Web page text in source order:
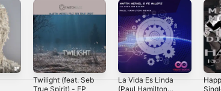
Twilight (feat. Seb
True Spirit) - EP
La Vida Es Linda
(Paul Hamilton